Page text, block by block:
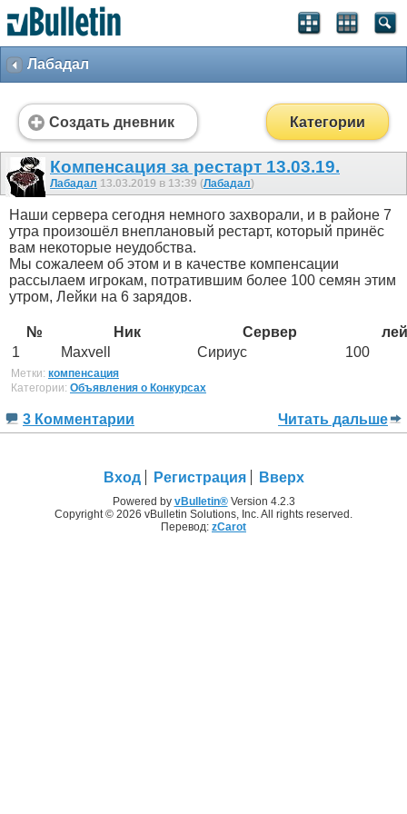
Лабадал
Создать дневник Категории
Компенсация за рестарт 13.03.19.
Лабадал 13.03.2019 в 13:39 (Лабадал)
Наши сервера сегодня немного захворали, и в районе 7
утра произошёл внеплановый рестарт, который принёс
вам некоторые неудобства.
Мы сожалеем об этом и в качестве компенсации
рассылаем игрокам, потратившим более 100 семян этим
утром, Лейки на 6 зарядов.
№ Ник Сервер
1
Maxvell Сириус 100
Метки: компенсация
Категории: Объявления о Конкурсах
3 Комментарии Читать дальше
Вход Регистрация Вверх
Powered by vBulletin®Version 4.2.3
Copyright © 2026 vBulletin Solutions, Inc. All rights reserved.
Перевод: zCarot